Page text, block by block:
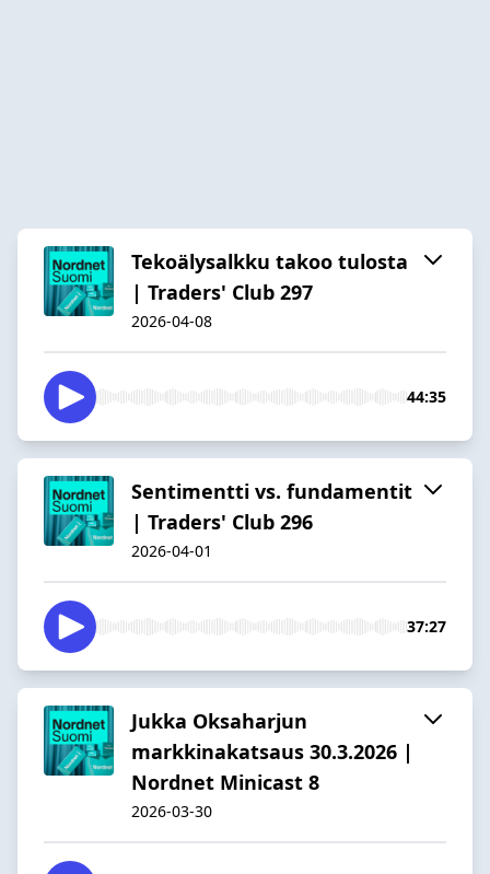
Tekoälysalkku takoo tulosta
| Traders' Club 297
2026-04-08
44:35
Sentimentti vs. fundamentit
| Traders' Club 296
2026-04-01
37:27
Jukka Oksaharjun
markkinakatsaus 30.3.2026 |
Nordnet Minicast 8
2026-03-30